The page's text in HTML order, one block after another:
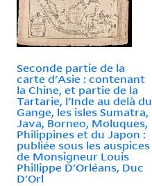
Seconde partie de la
carte d'Asie : contenant
la Chine, et partie de la
Tartarie, l'Inde au delà du
Gange, les isles Sumatra,
Java, Borneo, Moluques,
Philippines et du Japon :
publiée sous les auspices
de Monsigneur Louis
Phillippe D'Orléans, Duc
D'Orl